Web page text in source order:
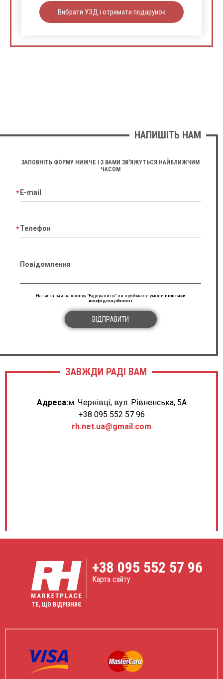
Вибрати УЗД і отримати подарунок
НАПИШІТЬ НАМ
ЗАПОВНІТЬ ФОРМУ НИЖЧЕ І З ВАМИ ЗВ'ЯЖУТЬСЯ НАЙБЛИЖЧИМ
ЧАСОМ
E-mail
Телефон
Повідомлення
Натискаючи на кнопку "Відправити" ви приймаєте умови політики
конфіденційності
ВІДПРАВИТИ
ЗАВЖДИ РАДІ ВАМ
Адреса:м. Чернівці, вул. Рівненська, 5А
+38 095 552 57 96
rh.net.ua@gmail.com
ТЕ, ЩО ВІДРІЗНЯЄ
+38 095 552 57 96
Карта сайту